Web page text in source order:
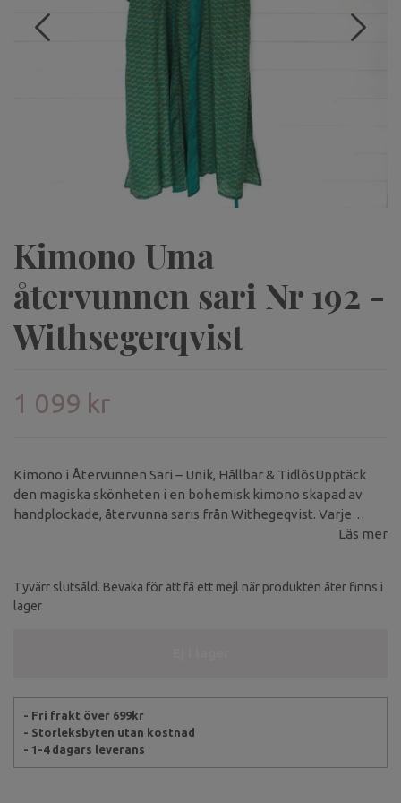
Kimono Uma
återvunnen sari Nr 192 -
Withsegerqvist
1 099 kr
Kimono i Återvunnen Sari – Unik, Hållbar & TidlösUpptäck
den magiska skönheten i en bohemisk kimono skapad av
handplockade, återvunna saris från Withegeqvist. Varje
kimono är ett unikt plagg, där både mönster och färg skiljer
elegans.
Läs mer
Tyvärr slutsåld. Bevaka för att få ett mejl när produkten åter finns i
lager
- Fri frakt över 699kr
- Storleksbyten utan kostnad
- 1-4 dagars leverans